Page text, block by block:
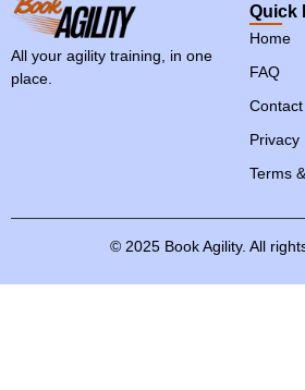
All your agility training, in one
place.
Quick
Home
FAQ
Privacy
Terms
© 2025 BookAgility. All